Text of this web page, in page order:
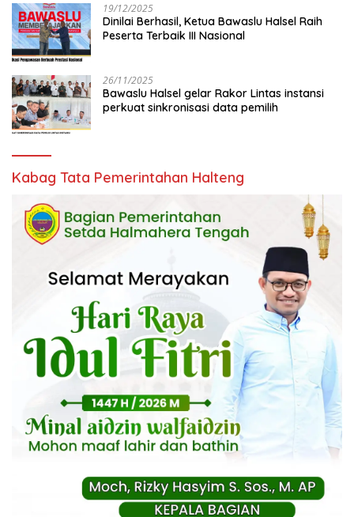
19/12/2025
Dinilai Berhasil, Ketua Bawaslu Halsel Raih
Peserta Terbaik III Nasional
26/11/2025
Bawaslu Halsel gelar Rakor Lintas instansi
perkuat sinkronisasi data pemilih
Kabag Tata Pemerintahan Halteng